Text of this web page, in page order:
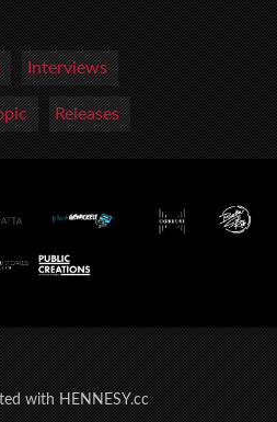
Interviews
Releases
with HENNESY.cc